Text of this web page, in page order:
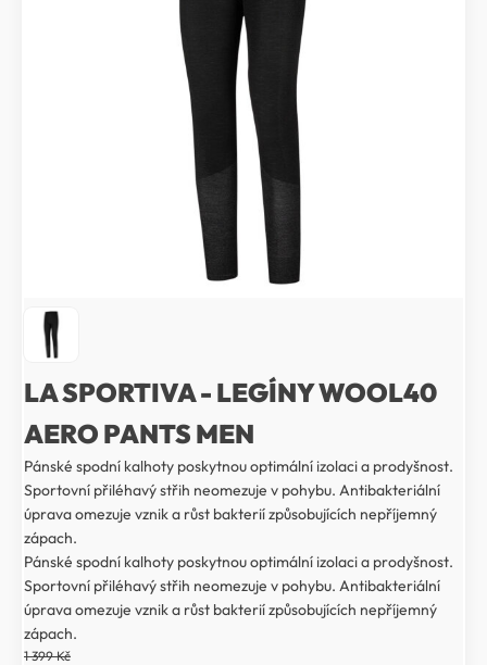
LA SPORTIVA - LEGÍNY WOOL40
AERO PANTS MEN
Pánské spodní kalhoty poskytnou optimální izolaci a prodyšnost.
Sportovní přiléhavý střih neomezuje v pohybu. Antibakteriální
úprava omezuje vznik a růst bakterií způsobujících nepříjemný
zápach.
Pánské spodní kalhoty poskytnou optimální izolaci a prodyšnost.
Sportovní přiléhavý střih neomezuje v pohybu. Antibakteriální
úprava omezuje vznik a růst bakterií způsobujících nepříjemný
zápach.
1 399Kč